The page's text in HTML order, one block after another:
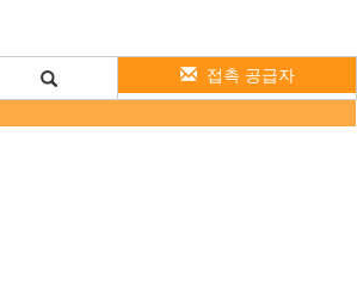
접촉 공급자
광 다이오드 표시 전력 공급 AC 90V - 250V IP67 EMC 기